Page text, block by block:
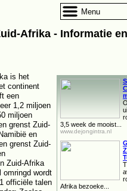
Afrika - Informatie
3,5 week de mooist...
www.dejongintra.nl
Afrika bezoeke...
is het
continent
een
1,2 miljoen
miljoen
grenst Zuid-
en
grenst Zuid-
Zuid-Afrika
omringd wordt
officiële talen
Menu